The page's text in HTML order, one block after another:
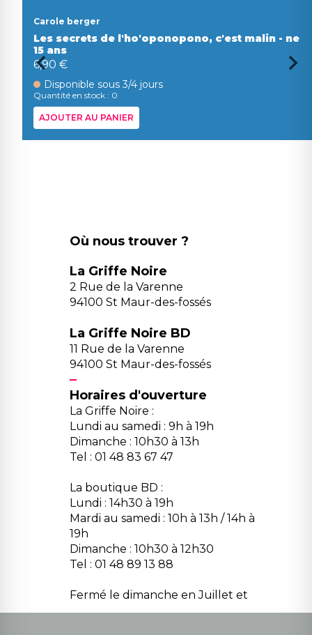
Carole berger
Les secrets de l'ho'oponopono, c'est malin - ne
15 ans
6,90 €
Disponible sous 3/4 jours
Quantité en stock : 0
AJOUTER AU PANIER
Où nous trouver ?
La Griffe Noire
2 Rue de la Varenne
94100 St Maur-des-fossés
La Griffe Noire BD
11 Rue de la Varenne
94100 St Maur-des-fossés
Horaires d'ouverture
La Griffe Noire :
Lundi au samedi : 9h à 19h
Dimanche : 10h30 à 13h
Tel : 01 48 83 67 47
La boutique BD :
Lundi : 14h30 à 19h
Mardi au samedi : 10h à 13h / 14h à
19h
Dimanche : 10h30 à 12h30
Tel : 01 48 89 13 88
Fermé le dimanche en Juillet et
Août